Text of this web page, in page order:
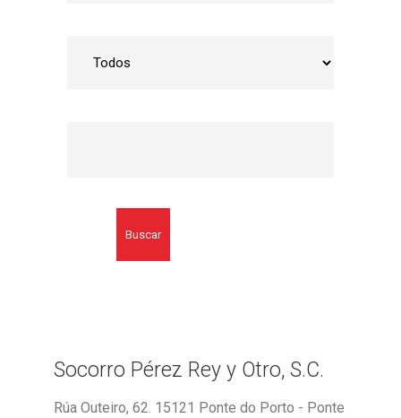
Buscar
Socorro Pérez Rey y Otro, S.C.
Rúa Outeiro, 62. 15121 Ponte do Porto - Ponte